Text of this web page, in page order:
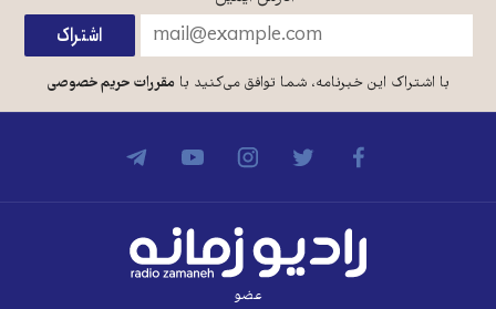
با اشتراک این خبرنامه، شما توافق می‌کنید بامقررات حریم خصوصی
عضو